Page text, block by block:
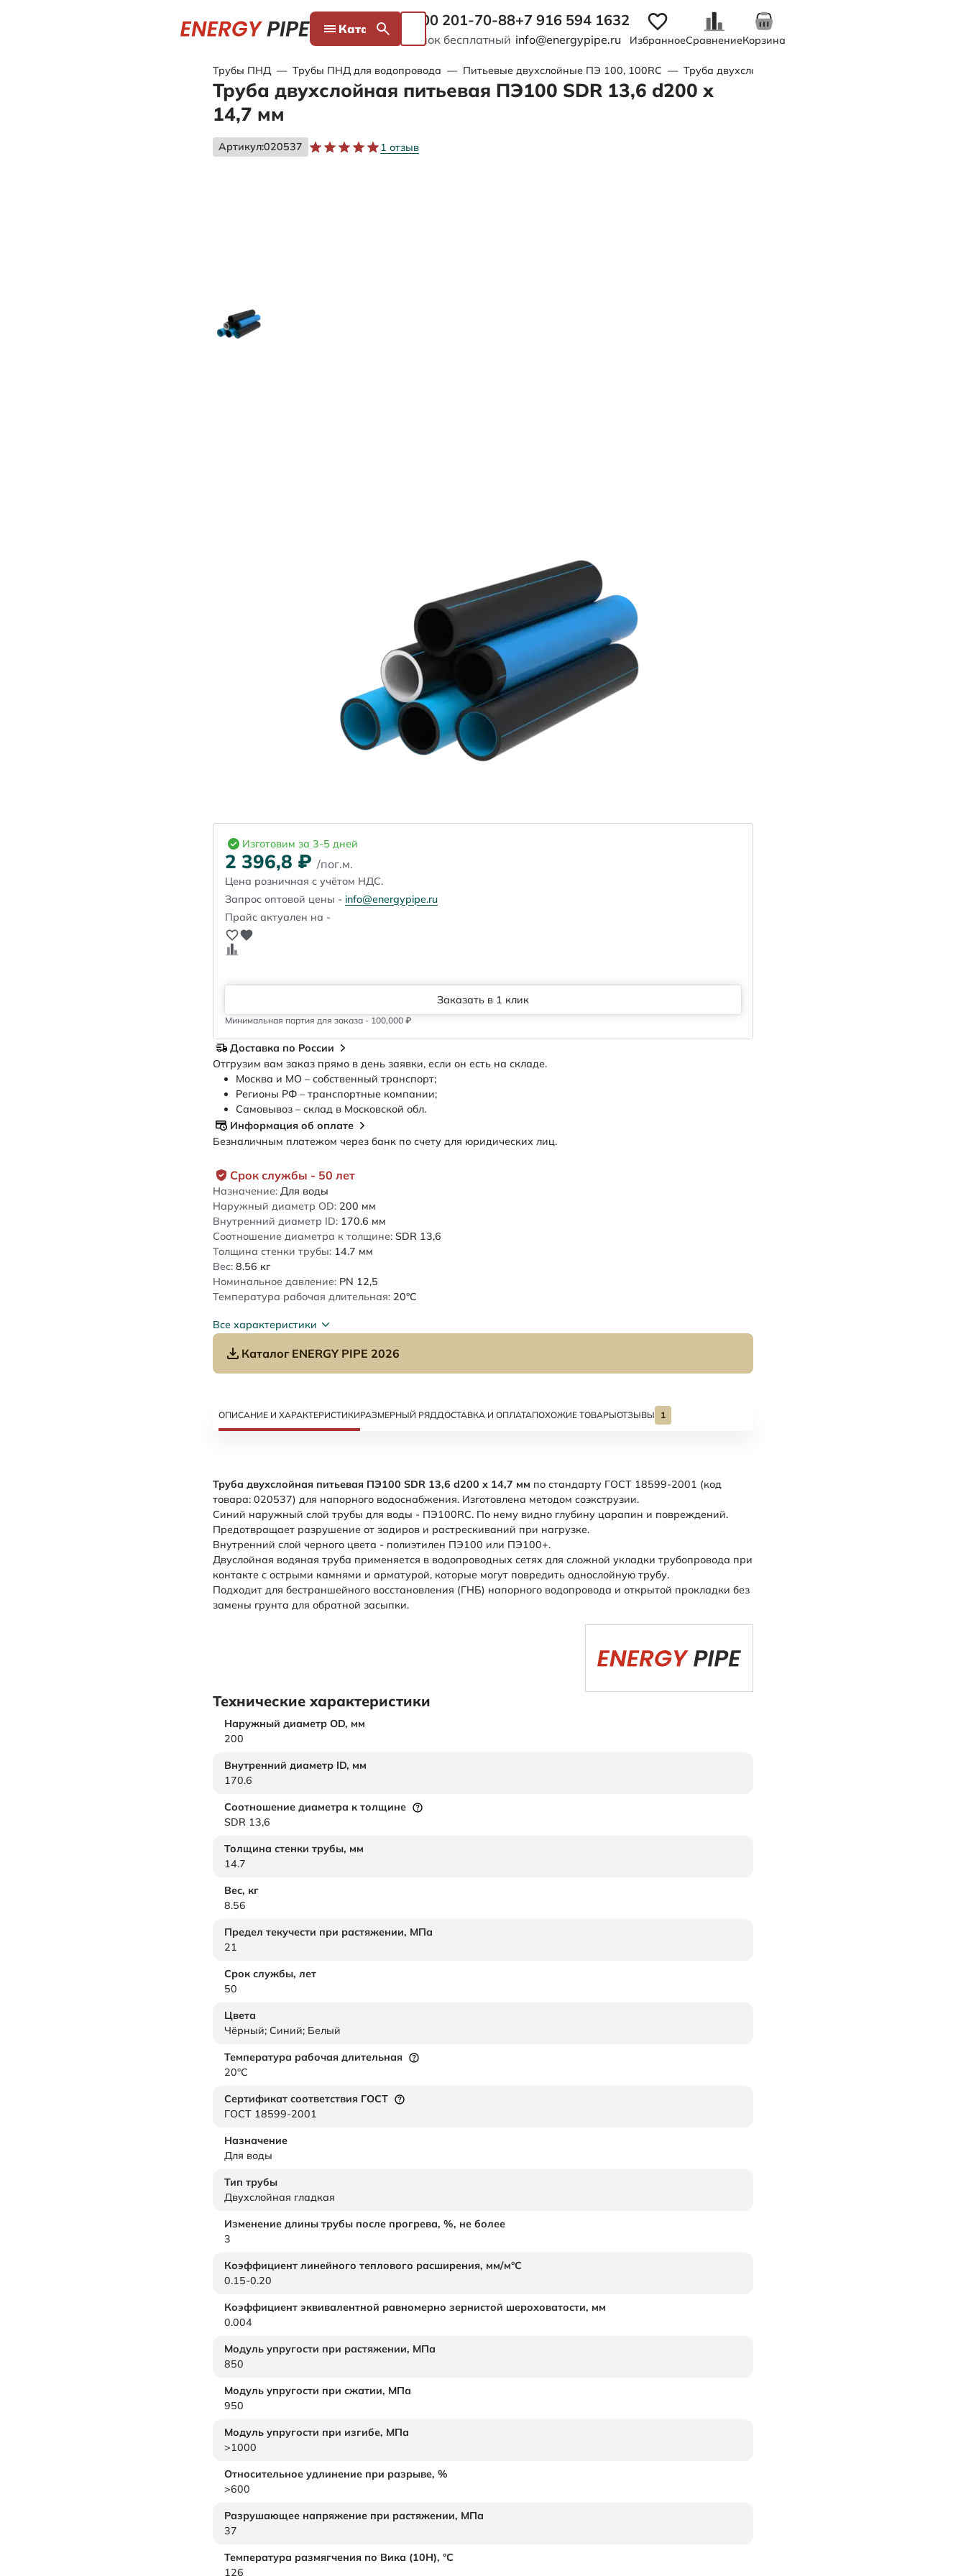
Каталог 8 800 201-70-88
Звонок бесплатный
+7 916 594 1632
info@energypipe.ru ИзбранноеСравнениеКорзина
Трубы ПНД — Трубы ПНД для водопровода — Питьевые двухслойные ПЭ 100, 100RC — Труба двухслойная питьевая ПЭ100 SDR 13,6 d200 х
Труба двухслойная питьевая ПЭ100 SDR 13,6 d200 х
14,7 мм
Артикул:020537 1 отзыв
Срок службы - 50 лет
Назначение: Для воды
Наружный диаметр OD: 200 мм
Внутренний диаметр ID: 170.6 мм
Соотношение диаметра к толщине: SDR 13,6
Толщина стенки трубы: 14.7 мм
Вес: 8.56 кг
Номинальное давление: PN 12,5
Температура рабочая длительная: 20°C
Все характеристики
Каталог ENERGY PIPE 2026
Изготовим за 3-5 дней
2 396,8 ₽ /пог.м.
Цена розничная с учётом НДС.
Запрос оптовой цены - info@energypipe.ru
Прайс актуален на -
Заказать в 1 клик
Минимальная партия для заказа - 100,000 ₽
Доставка по России
Отгрузим вам заказ прямо в день заявки, если он есть на складе.
Москва и МО – собственный транспорт;
Регионы РФ – транспортные компании;
Самовывоз – склад в Московской обл.
Информация об оплате
Безналичным платежом через банк по счету для юридических лиц.
ОПИСАНИЕ И ХАРАКТЕРИСТИКИРАЗМЕРНЫЙ РЯДДОСТАВКА И ОПЛАТАПОХОЖИЕ ТОВАРЫОТЗЫВЫ 1
Труба двухслойная питьевая ПЭ100 SDR 13,6 d200 х 14,7 мм по стандарту ГОСТ 18599-2001 (код
товара: 020537) для напорного водоснабжения. Изготовлена методом соэкструзии.
Синий наружный слой трубы для воды - ПЭ100RC. По нему видно глубину царапин и повреждений.
Предотвращает разрушение от задиров и растрескиваний при нагрузке.
Внутренний слой черного цвета - полиэтилен ПЭ100 или ПЭ100+.
Двуслойная водяная труба применяется в водопроводных сетях для сложной укладки трубопровода при
контакте с острыми камнями и арматурой, которые могут повредить однослойную трубу.
Подходит для бестраншейного восстановления (ГНБ) напорного водопровода и открытой прокладки без
замены грунта для обратной засыпки.
Технические характеристики
Наружный диаметр OD, мм
200
Внутренний диаметр ID, мм
170.6
Соотношение диаметра к толщине
SDR 13,6
Толщина стенки трубы, мм
14.7
Вес, кг
8.56
Предел текучести при растяжении, МПа
21
Срок службы, лет
50
Цвета
Чёрный; Синий; Белый
Температура рабочая длительная
20°C
Сертификат соответствия ГОСТ
ГОСТ 18599-2001
Назначение
Для воды
Тип трубы
Двухслойная гладкая
Изменение длины трубы после прогрева, %, не более
3
Коэффициент линейного теплового расширения, мм/м°С
0.15-0.20
Коэффициент эквивалентной равномерно зернистой шероховатости, мм
0.004
Модуль упругости при растяжении, МПа
850
Модуль упругости при сжатии, МПа
950
Модуль упругости при изгибе, МПа
>1000
Относительное удлинение при разрыве, %
>600
Разрушающее напряжение при растяжении, МПа
37
Температура размягчения по Вика (10Н), °C
126